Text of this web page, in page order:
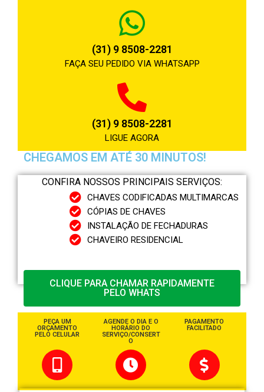
(31) 9 8508-2281
FAÇA SEU PEDIDO VIA WHATSAPP
(31) 9 8508-2281
LIGUE AGORA
CHEGAMOS EM ATÉ 30 MINUTOS!
CONFIRA NOSSOS PRINCIPAIS SERVIÇOS:
CHAVES CODIFICADAS MULTIMARCAS
CÓPIAS DE CHAVES
INSTALAÇÃO DE FECHADURAS
CHAVEIRO RESIDENCIAL
CLIQUE PARA CHAMAR RAPIDAMENTE
PELO WHATS
PEÇA UM
ORÇAMENTO
PELO CELULAR
AGENDE O DIA E O
HORÁRIO DO
SERVIÇO/CONSERT
O
PAGAMENTO
FACILITADO